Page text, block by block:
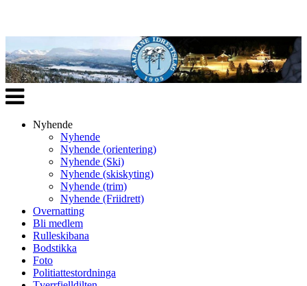
Veksle
navigasjon
Nyhende
Nyhende
Nyhende (orientering)
Nyhende (Ski)
Nyhende (skiskyting)
Nyhende (trim)
Nyhende (Friidrett)
Overnatting
Bli medlem
Rulleskibana
Bodstikka
Foto
Politiattestordninga